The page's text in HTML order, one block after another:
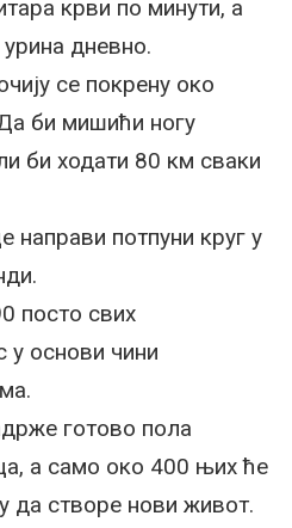
крви по минути, а
дневно.
се покрену око
би мишићи ногу
би ходати 80 км сваки
направи потпуни круг у
посто свих
у основи чини
готово пола
а само око 400 њих ће
да створе нови живот.